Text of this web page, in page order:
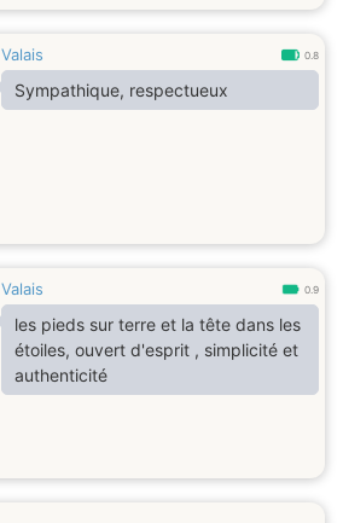
Valais 0.8
Sympathique, respectueux
Valais 0.9
les pieds sur terre et la tête dans les
étoiles, ouvert d'esprit , simplicité et
authenticité